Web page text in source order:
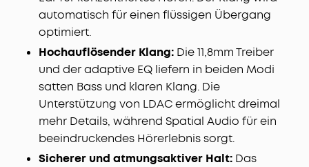
automatisch für einen flüssigen Übergang
optimiert.
Hochauflösender Klang: Die 11,8mm Treiber
und der adaptive EQ liefern in beiden Modi
satten Bass und klaren Klang. Die
Unterstützung von LDAC ermöglicht dreimal
mehr Details, während Spatial Audio für ein
beeindruckendes Hörerlebnis sorgt.
Sicherer und atmungsaktiver Halt: Das